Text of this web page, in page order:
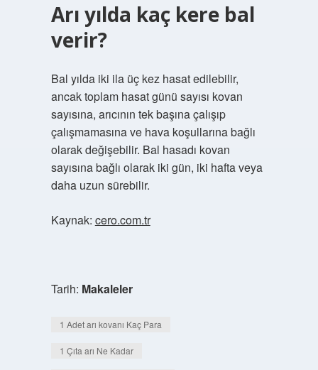
Arı yılda kaç kere bal
verir?
Bal yılda iki ila üç kez hasat edilebilir,
ancak toplam hasat günü sayısı kovan
sayısına, arıcının tek başına çalışıp
çalışmamasına ve hava koşullarına bağlı
olarak değişebilir. Bal hasadı kovan
sayısına bağlı olarak iki gün, iki hafta veya
daha uzun sürebilir.
Kaynak: cero.com.tr
Tarih: Makaleler
1 Adet arı kovanı Kaç Para
1 Çıta arı Ne Kadar